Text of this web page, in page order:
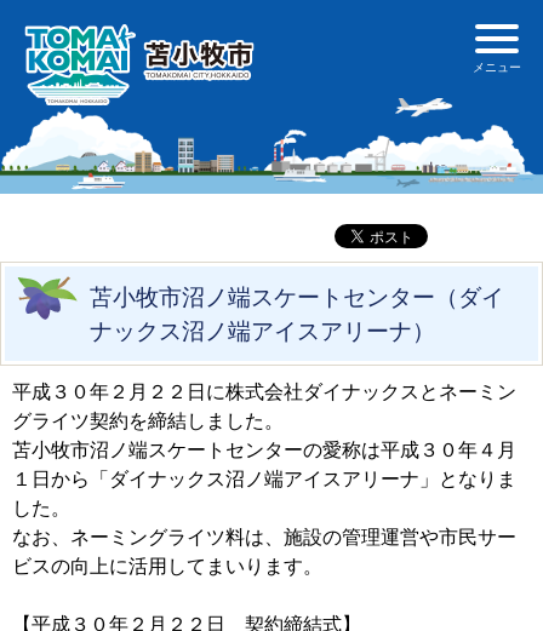
苫小牧市沼ノ端スケートセンター（ダイ
ナックス沼ノ端アイスアリーナ）
平成３０年２月２２日に株式会社ダイナックスとネーミン
グライツ契約を締結しました。
苫小牧市沼ノ端スケートセンターの愛称は平成３０年４月
１日から「ダイナックス沼ノ端アイスアリーナ」となりま
した。
なお、ネーミングライツ料は、施設の管理運営や市民サー
ビスの向上に活用してまいります。
【平成３０年２月２２日 契約締結式】